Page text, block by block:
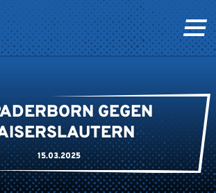
GEGEN
15.03.2025